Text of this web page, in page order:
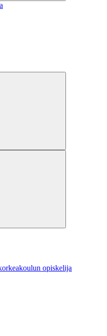
opiskelija